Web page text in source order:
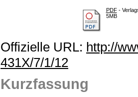
PDF-
5MB
Offizielle URL: http://
431X/7/1/12
Kurzfassung